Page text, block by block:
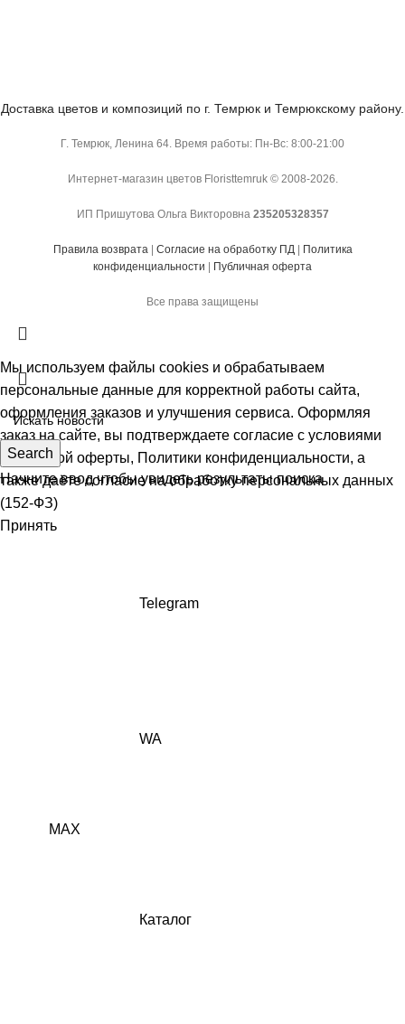
Доставка цветов и композиций по г. Темрюк и Темрюкскому району.
Г. Темрюк, Ленина 64. Время работы: Пн-Вс: 8:00-21:00
Интернет-магазин цветов Floristtemruk © 2008-2026.
ИП Пришутова Ольга Викторовна 235205328357
Правила возврата| Согласие на обработку ПД| Политика
конфиденциальности | Публичная оферта
Все права защищены
Search
Начните ввод чтобы увидеть результаты поиска
Мы используем файлы cookies и обрабатываем
персональные данные для корректной работы сайта,
оформления заказов и улучшения сервиса. Оформляя
заказ на сайте, вы подтверждаете согласие с условиями
Публичной оферты, Политики конфиденциальности, а
также даётесогласие на обработку персональных данных
(152-ФЗ)
Принять
Telegram
WA
MAX
Каталог